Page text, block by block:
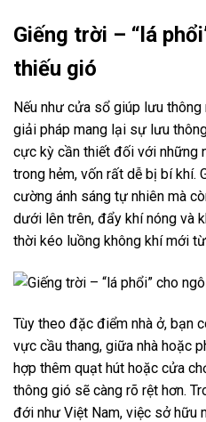
Giếng trời – “lá
thiếu gió
Nếu như cửa sổ giúp lưu
giải pháp mang lại sự lưu
cực kỳ cần thiết đối với những
trong hẻm, vốn rất dễ bị bí khí.
cường ánh sáng tự nhiên mà
dưới lên trên, đẩy khí nóng và
thời kéo luồng không khí mới
Tùy theo đặc điểm nhà ở, bạn
vực cầu thang, giữa nhà hoặc
hợp thêm quạt hút hoặc cửa
thông gió sẽ càng rõ rệt hơn.
đới như Việt Nam, việc sở hữu